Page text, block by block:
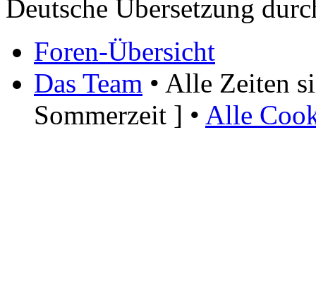
Deutsche Übersetzung
Foren-Übersicht
Das Team • Alle Zeiten
Sommerzeit ] • Alle